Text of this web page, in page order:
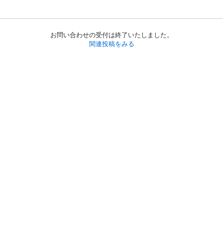
お問い合わせの受付は終了いたしました。
関連投稿をみる